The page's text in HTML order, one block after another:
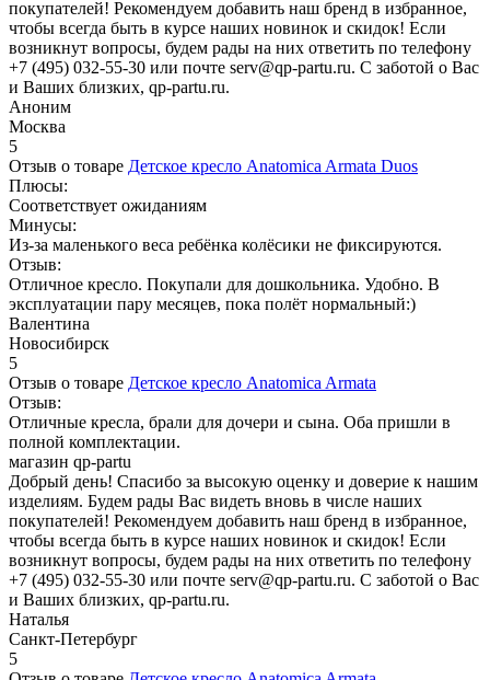
покупателей! Рекомендуем добавить наш бренд в избранное,
чтобы всегда быть в курсе наших новинок и скидок! Если
возникнут вопросы, будем рады на них ответить по телефону
+7 (495) 032-55-30 или почте serv@qp-partu.ru. С заботой о Вас
и Ваших близких, qp-partu.ru.
Аноним
Москва
5
Отзыв о товаре Детское кресло Anatomica Armata Duos
Плюсы:
Соответствует ожиданиям
Минусы:
Из-за маленького веса ребёнка колёсики не фиксируются.
Отзыв:
Отличное кресло. Покупали для дошкольника. Удобно. В
эксплуатации пару месяцев, пока полёт нормальный:)
Валентина
Новосибирск
5
Отзыв о товаре Детское кресло Anatomica Armata
Отзыв:
Отличные кресла, брали для дочери и сына. Оба пришли в
полной комплектации.
магазин qp-partu
Добрый день! Спасибо за высокую оценку и доверие к нашим
изделиям. Будем рады Вас видеть вновь в числе наших
покупателей! Рекомендуем добавить наш бренд в избранное,
чтобы всегда быть в курсе наших новинок и скидок! Если
возникнут вопросы, будем рады на них ответить по телефону
+7 (495) 032-55-30 или почте serv@qp-partu.ru. С заботой о Вас
и Ваших близких, qp-partu.ru.
Наталья
Санкт-Петербург
5